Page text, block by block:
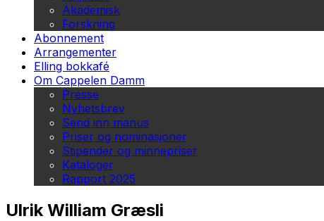
Akademisk
Forskning
Abonnement
Arrangementer
Elling bokkafé
Om Cappelen Damm
Presse
Nyhetsbrev
Send inn manus
Priser og nominasjoner
Stipender og minnepriser
Kataloger
Rapport 2025
Ulrik William Græsli